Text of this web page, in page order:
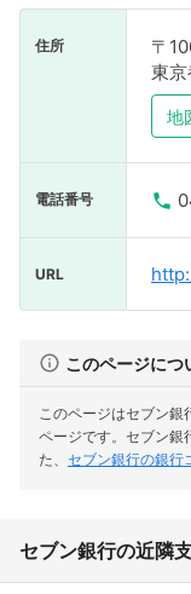
住所
〒
東
地
電話番号
URL
このページにつ
このページはセブン銀
ページです。 セブン銀
た、 セブン銀行の銀行
セブン銀行の近隣